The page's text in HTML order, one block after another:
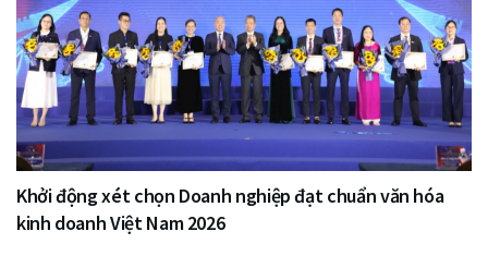
Khởi động xét chọn Doanh nghiệp đạt chuẩn văn hóa
kinh doanh Việt Nam 2026